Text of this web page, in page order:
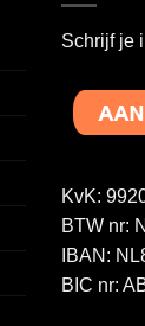
Deze
kan
gekozen
op
Schrijf je
KvK:
BTW nr:
IBAN:
BIC nr: